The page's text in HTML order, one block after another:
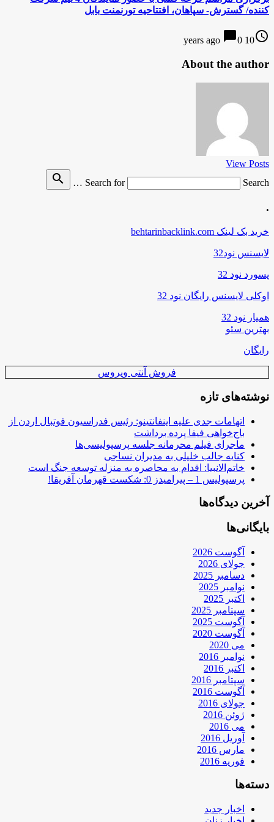
کننده/ گسترش- سپاهان، افتتاحیه تورنمنت بابل
access_time
10 years ago
chat_bubble0
About the author
View Posts
Search for
Search …
search
.
خرید بک لینک behtarinbacklink.com
لایسنس نود32
پسورد نود 32
اوکلی لایسنس رایگان نود 32
همیار نود 32
بهترین سئو
رایگان
فروش آنتی ویروس
نوشته‌های تازه
اتهامات جدی علیه اینفانتینو: رئیس فدراسیون فوتبال اردن از
باج‌خواهی فیفا پرده برداشت
ماجرای فیلم محرمانه جلسه پرسپولیسی‌ها
کنایه جالب خلیلی به مدیران نساجی
خاتم‌الانبیا: اقدام به محاصره به منزله توسعه جنگ است
پرسپولیس 1 – پیرامیدز 0: شکست قهرمان آفریقا!
آخرین دیدگاه‌ها
بایگانی‌ها
آگوست 2026
جولای 2026
دسامبر 2025
نوامبر 2025
اکتبر 2025
سپتامبر 2025
آگوست 2025
آگوست 2020
می 2020
نوامبر 2016
اکتبر 2016
سپتامبر 2016
آگوست 2016
جولای 2016
ژوئن 2016
می 2016
آوریل 2016
مارس 2016
فوریه 2016
دسته‌ها
اخبار جدید